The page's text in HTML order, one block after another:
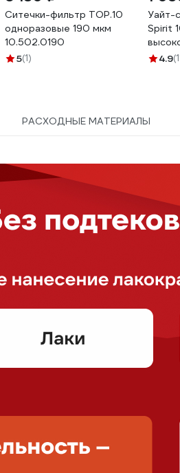
Ситечки-фильтр TOP.10
одноразовые 190 мкм
10.502.0190
5(1)
Уайт-
Spirit
32020
4.9
РАСХОДНЫЕ МАТЕРИАЛЫ